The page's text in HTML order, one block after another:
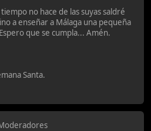
no hace de las suyas saldré
a enseñar a Málaga una pequeña
que se cumpla... Amén.
Santa.